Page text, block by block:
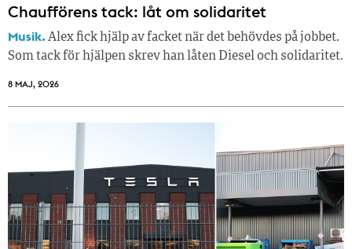
Chaufförens tack: låt om solidaritet
Musik.Alex fick hjälp av facket när det behövdes på jobbet.
Som tack för hjälpen skrev han låten Diesel och solidaritet.
8 MAJ, 2026